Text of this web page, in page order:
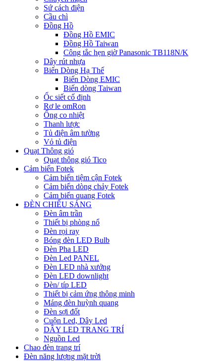
Sứ cách điện
Cầu chì
Đồng Hồ
Đồng Hồ EMIC
Đồng Hồ Taiwan
Công tắc hẹn giờ Panasonic TB118N/K
Dây rút nhựa
Biến Dòng Hạ Thế
Biến Dòng EMIC
Biến dòng Taiwan
Ốc siết cố định
Rơ le omRon
Ống co nhiệt
Thanh lược
Tủ điện âm tường
Vỏ tủ điện
Quạt Thông gió
Quạt thông gió Tico
Cảm biến Fotek
Cảm biến tiệm cận Fotek
Cảm biến dòng chảy Fotek
Cảm biến quang Fotek
ĐÈN CHIẾU SÁNG
Đèn âm trần
Thiết bị phòng nổ
Đèn rọi ray
Bóng đèn LED Bulb
Đèn Pha LED
Đèn Led PANEL
Đèn LED nhà xưởng
Đèn LED downlight
Đèn/ típ LED
Thiết bị cảm ứng thông minh
Máng đèn huỳnh quang
Đèn sợi đốt
Cuộn Led, Dây Led
DÂY LED TRANG TRÍ
Nguồn Led
Chao đèn trang trí
Đèn năng lượng mặt trời